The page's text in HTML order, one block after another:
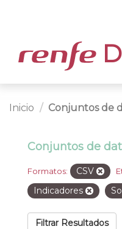
Inicio Conjuntos de
Conjuntos de
Formatos: CSV
Indicadores
Filtrar Resultados